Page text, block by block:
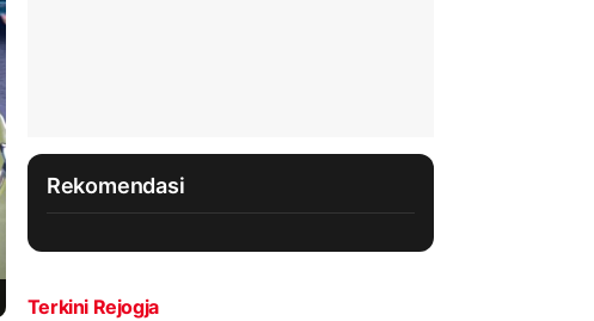
Rekomendasi
Terkini Rejogja